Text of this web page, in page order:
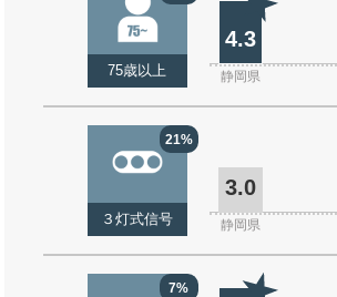
75歳以上
4.3
静岡県
21%
３灯式信号
3.0
静岡県
7%